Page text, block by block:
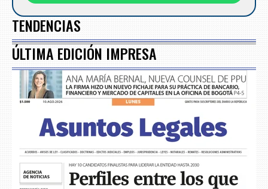
TENDENCIAS
ÚLTIMA EDICIÓN IMPRESA